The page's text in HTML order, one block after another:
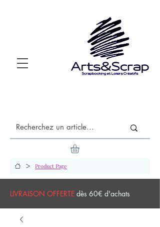
> Product Page
LIVRAISON OFFERTE dès 60€ d'achats